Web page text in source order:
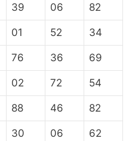
39 06 82
01 52 34
76 36 69
02 72 54
88 46 82
30 06 62